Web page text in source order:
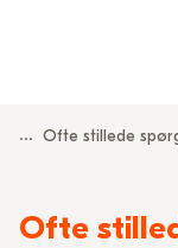
... Ofte stillede
Læs
Ofte